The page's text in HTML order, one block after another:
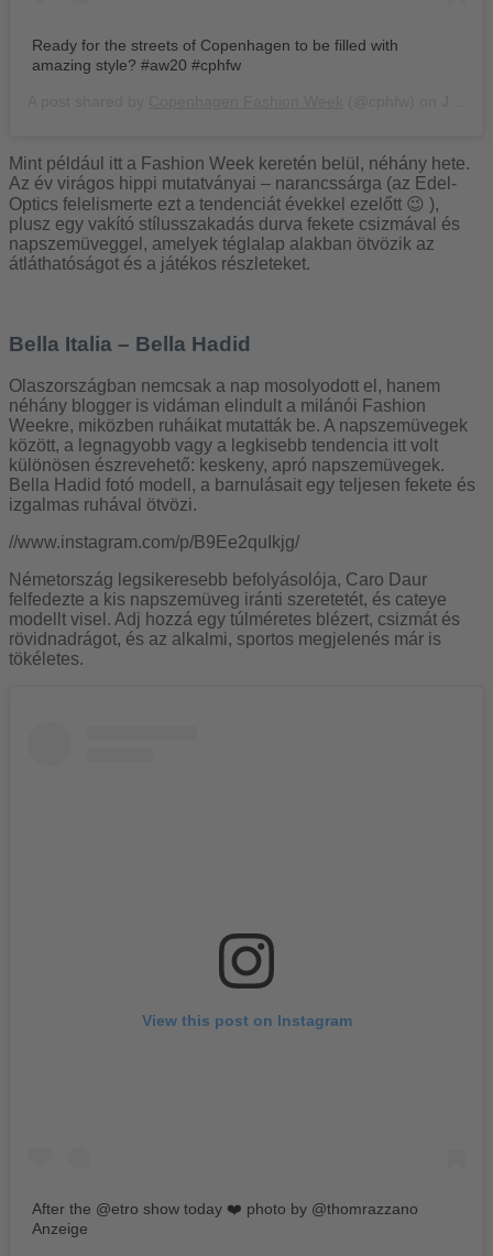
Ready for the streets of Copenhagen to be filled with
amazing style? #aw20 #cphfw
Mint például itt a Fashion Week keretén belül, néhány hete.
Az év virágos hippi mutatványai – narancssárga (az Edel-
Optics felelismerte ezt a tendenciát évekkel ezelőtt 😉 ),
plusz egy vakító stílusszakadás durva fekete csizmával és
napszemüveggel, amelyek téglalap alakban ötvözik az
átláthatóságot és a játékos részleteket.
Bella Italia – Bella Hadid
Olaszországban nemcsak a nap mosolyodott el, hanem
néhány blogger is vidáman elindult a milánói Fashion
Weekre, miközben ruháikat mutatták be. A napszemüvegek
között, a legnagyobb vagy a legkisebb tendencia itt volt
különösen észrevehető: keskeny, apró napszemüvegek.
Bella Hadid fotó modell, a barnulásait egy teljesen fekete és
izgalmas ruhával ötvözi.
//www.instagram.com/p/B9Ee2quIkjg/
Németország legsikeresebb befolyásolója, Caro Daur
felfedezte a kis napszemüveg iránti szeretetét, és cateye
modellt visel. Adj hozzá egy túlméretes blézert, csizmát és
rövidnadrágot, és az alkalmi, sportos megjelenés már is
tökéletes.
View this post on Instagram
After the @etro show today ❤️ photo by @thomrazzano
Anzeige